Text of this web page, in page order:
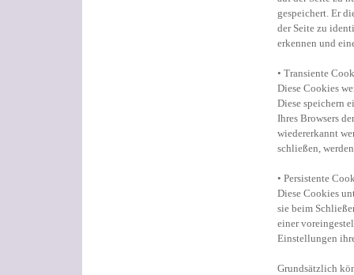
gespeichert. Er
der Seite zu
erkennen und
• Transiente
Diese Cookies
Diese speichern
Ihres Browsers
wiedererkannt
schließen,
• Persistente
Diese Cookies
sie beim
einer
Einstellungen
Grundsätzlich